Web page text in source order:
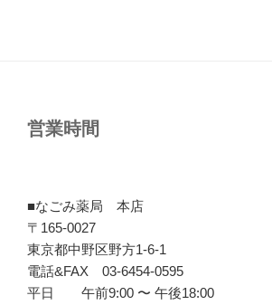
営業時間
■なごみ薬局 本店
〒165-0027
東京都中野区野方1-6-1
電話&FAX 03-6454-0595
平日 午前9:00 〜 午後18:00